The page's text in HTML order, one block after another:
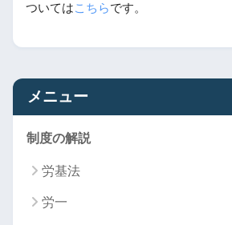
ついてはこちらです。
メニュー
制度の解説
労基法
労一